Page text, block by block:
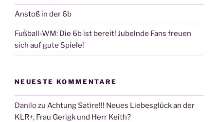
Anstoß in der 6b
Fußball-WM: Die 6b ist bereit! Jubelnde Fans freuen
sich auf gute Spiele!
NEUESTE KOMMENTARE
Danilozu Achtung Satire!!! Neues Liebesglück an der
KLR+, Frau Gerigk und Herr Keith?